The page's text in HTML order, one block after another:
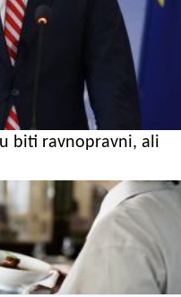
biti ravnopravni, ali